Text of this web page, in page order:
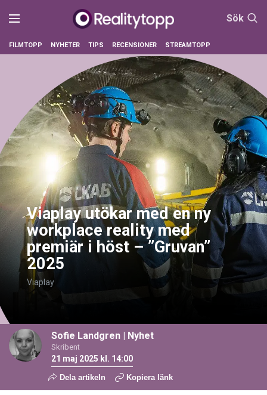
Sök
FILMTOPP NYHETER TIPS RECENSIONER STREAMTOPP
Viaplay utökar med en ny
workplace reality med
premiär i höst – ”Gruvan”
2025
Viaplay
Sofie Landgren | Nyhet
Skribent
21 maj 2025 kl. 14:00
Dela artikeln Kopiera länk